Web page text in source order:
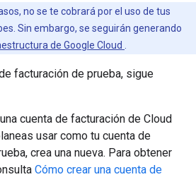
no se te cobrará por el uso de tus
Sin embargo, se seguirán generando
de Google Cloud
facturación de prueba, sigue
cuenta de facturación de Cloud
usar como tu cuenta de
crea una nueva. Para obtener
Cómo crear una cuenta de